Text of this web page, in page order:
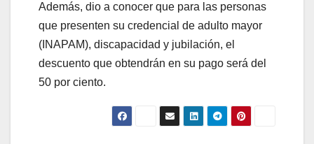
Además, dio a conocer que para las personas
que presenten su credencial de adulto mayor
(INAPAM), discapacidad y jubilación, el
descuento que obtendrán en su pago será del
50 por ciento. ‎